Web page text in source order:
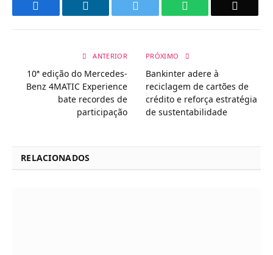
WhatsApp
ANTERIOR
10ª edição do Mercedes-
Benz 4MATIC Experience
bate recordes de
participação
PRÓXIMO
Bankinter adere à
reciclagem de cartões de
crédito e reforça estratégia
de sustentabilidade
RELACIONADOS